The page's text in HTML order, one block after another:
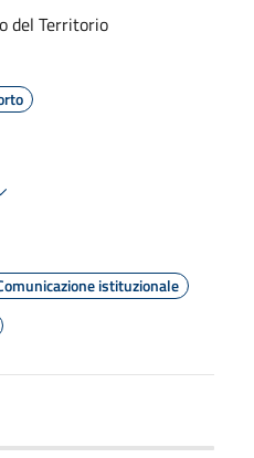
del Territorio
istituzionale